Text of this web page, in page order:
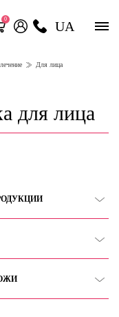
0 UA
Для лица
для лица